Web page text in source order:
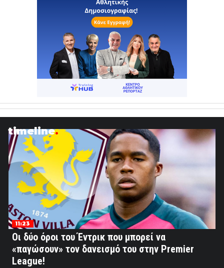
timeline
11:23
Οι δύο όροι του Έντρικ που μπορεί να
«παγώσουν» τον δανεισμό του στην Premier
League!